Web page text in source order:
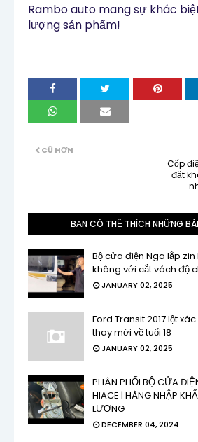
Rambo auto mang sự khác
lượng sản phẩm!
Cốp
đặt
CŨ HƠN
BẠN CÓ THỂ THÍCH NHỮNG
Bộ cửa điện Nga lắp
không với cắt vách độ
JANUARY 02, 2025
Ford Transit 2017 lột
thay mới về tuổi 18
JANUARY 02, 2025
PHÂN PHỐI BỘ CỬA
HIACE | HÀNG NHẬP
LƯỢNG
DECEMBER 04, 2024